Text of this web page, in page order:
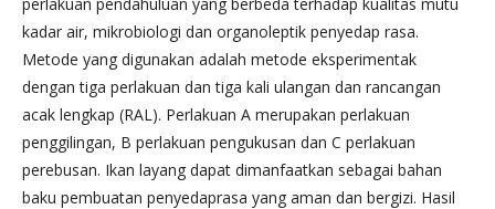
kadar air, mikrobiologi dan organoleptik penyedap rasa.
Metode yang digunakan adalah metode eksperimentak
dengan tiga perlakuan dan tiga kali ulangan dan rancangan
acak lengkap (RAL). Perlakuan A merupakan perlakuan
penggilingan, B perlakuan pengukusan dan C perlakuan
perebusan. Ikan layang dapat dimanfaatkan sebagai bahan
baku pembuatan penyedaprasa yang aman dan bergizi. Hasil